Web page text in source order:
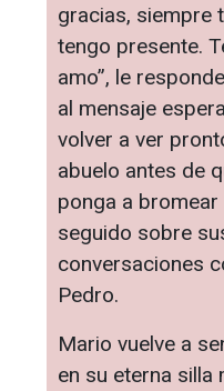
gracias, siempre
tengo presente.
amo”, le
al mensaje
volver a ver
abuelo antes de
ponga a bromear
seguido sobre
conversaciones
Pedro.
Mario vuelve a
en su eterna silla